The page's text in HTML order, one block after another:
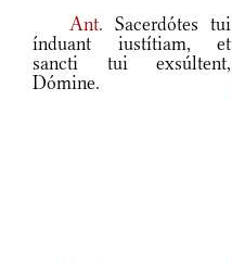
Ant. Sacerdótes tui
índuant iustítiam, et
sancti tui exsúltent,
Dómine.